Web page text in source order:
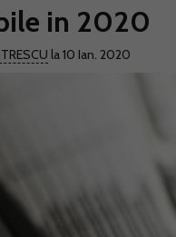
in 2020
la 10 Ian. 2020